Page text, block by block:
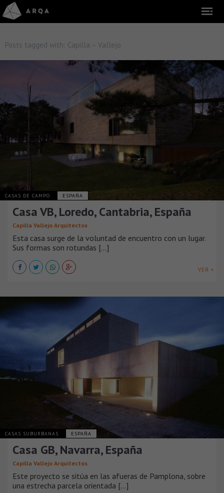
Posts tagged with: Capilla – Vallejo
CASAS DE CAMPO ESPAÑA
Casa VB, Loredo, Cantabria, España
Capilla Vallejo Arquitectos
Esta casa surge de la voluntad de encuentro con un lugar.
Sus formas son rotundas [...]
VER +
CASAS SUBURBANAS ESPAÑA
Casa GB, Navarra, España
Capilla Vallejo Arquitectos
Este proyecto se sitúa en las afueras de Pamplona, sobre
una estrecha parcela orientada [...]